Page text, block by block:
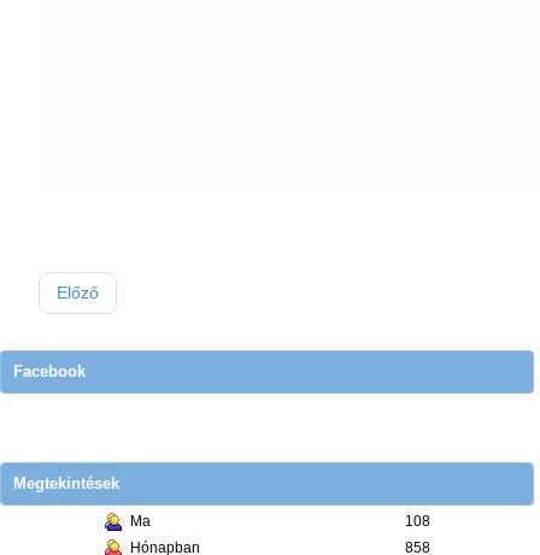
Előző
Facebook
Megtekintések
Ma
108
Hónapban
858